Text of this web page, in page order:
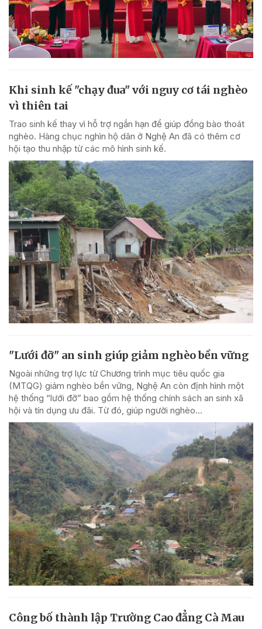
Khi sinh kế "chạy đua" với nguy cơ tái nghèo
vì thiên tai
Trao sinh kế thay vì hỗ trợ ngắn hạn để giúp đồng bào thoát
nghèo. Hàng chục nghìn hộ dân ở Nghệ An đã có thêm cơ
hội tạo thu nhập từ các mô hình sinh kế.
"Lưới đỡ" an sinh giúp giảm nghèo bền vững
Ngoài những trợ lực từ Chương trình mục tiêu quốc gia
(MTQG) giảm nghèo bền vững, Nghệ An còn định hình một
hệ thống “lưới đỡ” bao gồm hệ thống chính sách an sinh xã
hội và tín dụng ưu đãi. Từ đó, giúp người nghèo...
Công bố thành lập Trường Cao đẳng Cà Mau